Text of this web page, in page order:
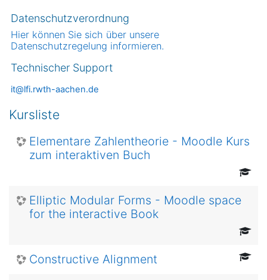
Datenschutzverordnung
Hier können Sie sich über unsere
Datenschutzregelung informieren.
Technischer Support
it@lfi.rwth-aachen.de
Kursliste
Elementare Zahlentheorie - Moodle Kurs
zum interaktiven Buch
Elliptic Modular Forms - Moodle space
for the interactive Book
Constructive Alignment